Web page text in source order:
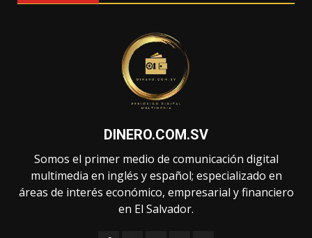
DINERO.COM.SV
Somos el primer medio de comunicación digital
multimedia en inglés y español; especializado en
áreas de interés económico, empresarial y financiero
en El Salvador.